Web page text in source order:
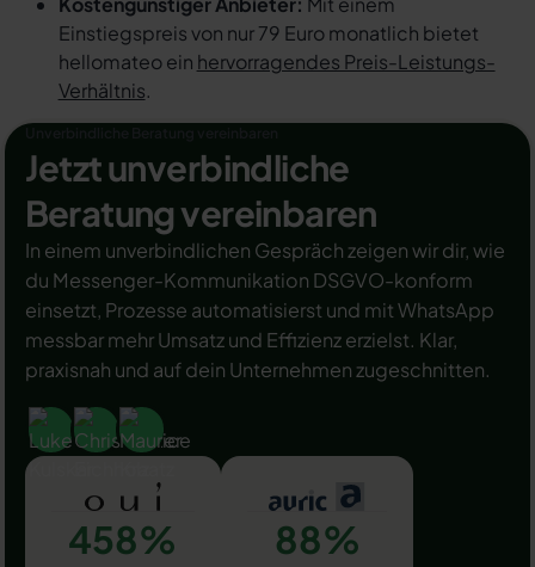
Einstiegspreis von nur 79 Euro monatlich bietet
hellomateo ein hervorragendes Preis-Leistungs-
Verhältnis.
Jetzt unverbindliche
Beratung vereinbaren
In einem unverbindlichen Gespräch zeigen wir dir, wie
du Messenger-Kommunikation DSGVO-konform
einsetzt, Prozesse automatisierst und mit WhatsApp
messbar mehr Umsatz und Effizienz erzielst. Klar,
praxisnah und auf dein Unternehmen zugeschnitten.
458% 88%